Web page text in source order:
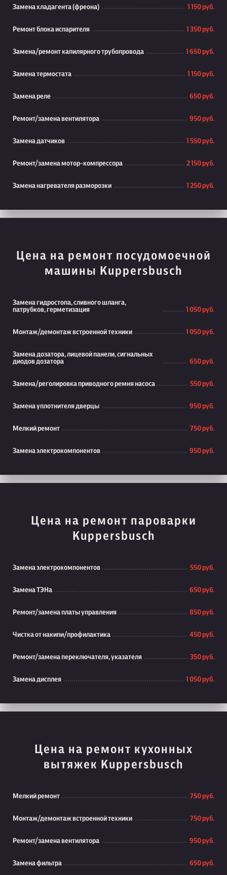
Замена хладагента (фреона) 1 150 руб.
Ремонт блока испарителя 1 350 руб.
Замена/ремонт капилярного трубопровода 1 650 руб.
Замена термостата 1 150 руб.
Замена реле 650 руб.
Ремонт/замена вентилятора 950 руб.
Замена датчиков 1 550 руб.
Ремонт/замена мотор-компрессора 2 150 руб.
Замена нагревателя разморозки 1 250 руб.
Цена на ремонт посудомоечной
машины Kuppersbusch
Замена гидростопа, сливного шланга,
патрубков, герметизация
1 050 руб.
Монтаж/демонтаж встроенной техники 1 050 руб.
Замена дозатора, лицевой панели, сигнальных
диодов дозатора
650 руб.
Замена/реголировка приводного ремня насоса 550 руб.
Замена уплотнителя дверцы 950 руб.
Мелкий ремонт 750 руб.
Замена электрокомпонентов 950 руб.
Цена на ремонт пароварки
Kuppersbusch
Замена электрокомпонентов 550 руб.
Замена ТЭНа 650 руб.
Ремонт/замена платы управления 850 руб.
Чистка от накипи/профилактика 450 руб.
Ремонт/замена переключателя, указателя 350 руб.
Замена дисплея 1 050 руб.
Цена на ремонт кухонных
вытяжек Kuppersbusch
Мелкий ремонт 750 руб.
Монтаж/демонтаж встроенной техники 750 руб.
Ремонт/замена вентилятора 950 руб.
Замена фильтра 650 руб.